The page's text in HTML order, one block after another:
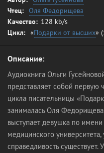
Чтец: Оля Федорищева
Качество: 128 kb/s
Цикл: «Подарки от высших»
Описание:
Аудиокнига Ольги
представляет собой первую
цикла писательницы
занималась Оля
выступает девушка по
медицинского
справедливость